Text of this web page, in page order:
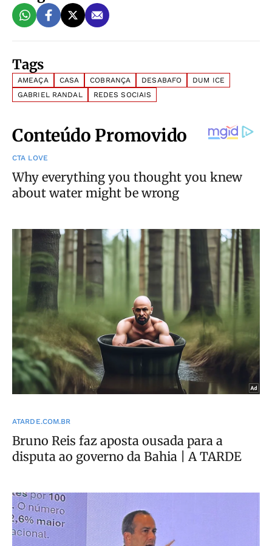
Tags
AMEAÇA CASA COBRANÇA DESABAFO
DUM ICE
GABRIEL RANDAL
REDES SOCIAIS